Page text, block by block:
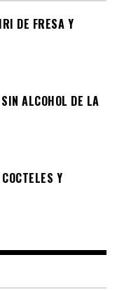
DE FRESA Y
ALCOHOL DE LA
Y